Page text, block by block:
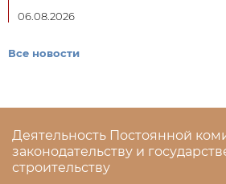
06.08.2026
Все новости
Деятельность Постоянной
законодательству и
строительству